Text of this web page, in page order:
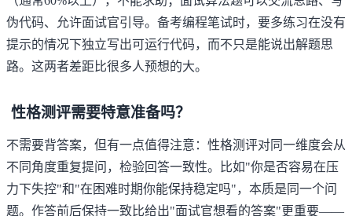
伪代码、允许面试官引导。备考编程笔试时，要多练习在没有
提示的情况下独立写出可运行代码，而不只是能说出解题思
路。这两者差距比很多人预想的大。
性格测评需要特意准备吗？
不需要背答案，但有一点值得注意：性格测评对同一维度会从
不同角度重复提问，检验回答一致性。比如"你是否容易在压
力下失控"和"在困难时期你能保持稳定吗"，本质是同一个问
题。作答前后保持一致比给出"面试官想看的答案"更重要——